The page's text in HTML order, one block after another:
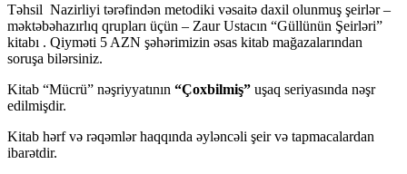
Təhsil Nazirliyi tərəfindən metodiki vəsaitə daxil olunmuş şeirlər –
məktəbəhazırlıq qrupları üçün – Zaur Ustacın “Güllünün Şeirləri”
kitabı . Qiyməti 5 AZN şəhərimizin əsas kitab mağazalarından
soruşa bilərsiniz.
Kitab “Mücrü” nəşriyyatının “Çoxbilmiş” uşaq seriyasında nəşr
edilmişdir.
Kitab hərf və rəqəmlər haqqında əyləncəli şeir və tapmacalardan
ibarətdir.